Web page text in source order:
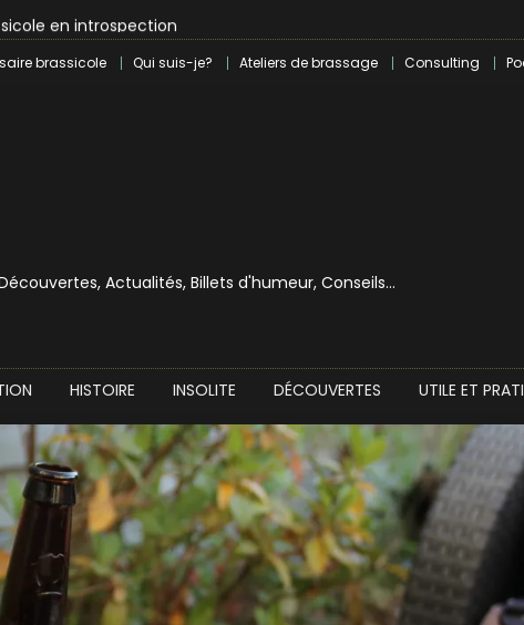
en introspection
la révolution craft à Marseille
dans le milieu brassicole
brassicole Qui suis-je? Ateliers de brassage Consulting
Actualités, Billets d'humeur, Conseils…
HISTOIRE INSOLITE DÉCOUVERTES UTILE ET